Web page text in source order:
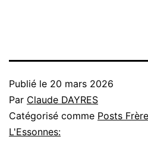
Publié le 20 mars 2026
Par Claude DAYRES
Catégorisé comme Posts
L'Essonnes: